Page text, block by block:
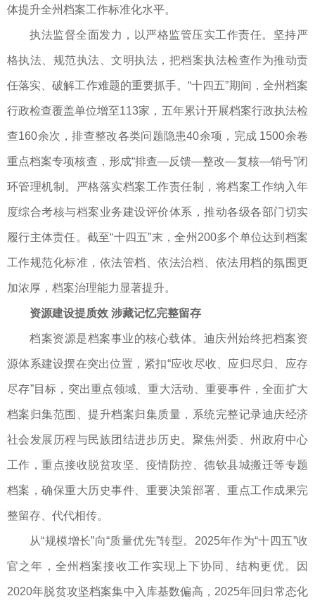
体提升全州档案工作标准化水平。
执法监督全面发力，以严格监管压实工作责任。坚持严
格执法、规范执法、文明执法，把档案执法检查作为推动责
任落实、破解工作难题的重要抓手。“十四五”期间，全州档案
行政检查覆盖单位增至113家，五年累计开展档案行政执法检
查160余次，排查整改各类问题隐患40余项，完成 1500余卷
重点档案专项核查，形成“排查—反馈—整改—复核—销号”闭
环管理机制。严格落实档案工作责任制，将档案工作纳入年
度综合考核与档案业务建设评价体系，推动各级各部门切实
履行主体责任。截至“十四五”末，全州200多个单位达到档案
工作规范化标准，依法管档、依法治档、依法用档的氛围更
加浓厚，档案治理能力显著提升。
资源建设提质效 涉藏记忆完整留存
档案资源是档案事业的核心载体。迪庆州始终把档案资
源体系建设摆在突出位置，紧扣“应收尽收、应归尽归、应存
尽存”目标，突出重点领域、重大活动、重要事件，全面扩大
档案归集范围、提升档案归集质量，系统完整记录迪庆经济
社会发展历程与民族团结进步历史。聚焦州委、州政府中心
工作，重点接收脱贫攻坚、疫情防控、德钦县城搬迁等专题
档案，确保重大历史事件、重要决策部署、重点工作成果完
整留存、代代相传。
从“规模增长”向“质量优先”转型。2025年作为“十四五”收
官之年，全州档案接收工作实现上下协同、结构更优。因
2020年脱贫攻坚档案集中入库基数偏高，2025年回归常态化